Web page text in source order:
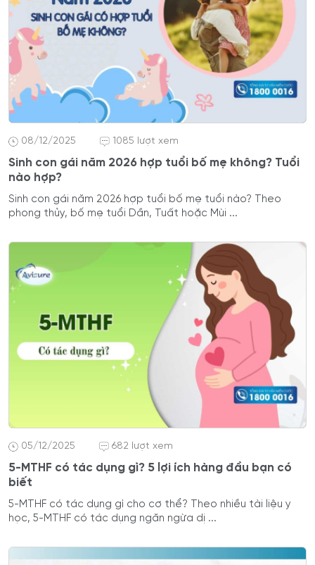
08/12/2025 1085 lượt xem
Sinh con gái năm 2026 hợp tuổi bố mẹ không? Tuổi
nào hợp?
Sinh con gái năm 2026 hợp tuổi bố mẹ tuổi nào? Theo
phong thủy, bố mẹ tuổi Dần, Tuất hoặc Mùi ...
05/12/2025 682 lượt xem
5-MTHF có tác dụng gì? 5 lợi ích hàng đầu bạn có
biết
5-MTHF có tác dụng gì cho cơ thể? Theo nhiều tài liệu y
học, 5-MTHF có tác dụng ngăn ngừa dị ...